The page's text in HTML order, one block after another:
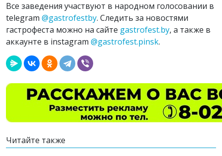
Все заведения участвуют в народном голосовании в
telegram @gastrofestby. Следить за новостями
гастрофеста можно на сайте gastrofest.by, а также в
аккаунте в instagram @gastrofest.pinsk.
Читайте также